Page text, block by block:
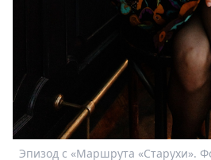
Эпизод с «Маршрута «Старухи».